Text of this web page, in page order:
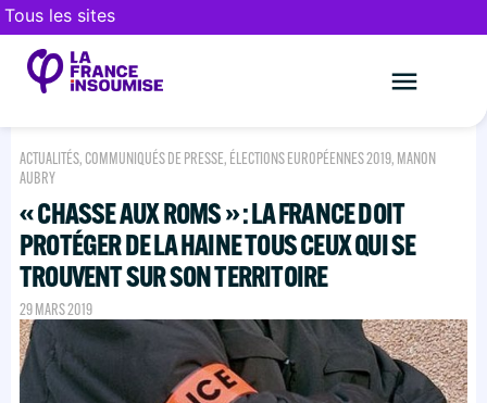
Tous les sites
ACTUALITÉS, COMMUNIQUÉS DE PRESSE, ÉLECTIONS EUROPÉENNES 2019, MANON
AUBRY
« CHASSE AUX ROMS » : LA FRANCE DOIT
PROTÉGER DE LA HAINE TOUS CEUX QUI SE
TROUVENT SUR SON TERRITOIRE
29 MARS 2019